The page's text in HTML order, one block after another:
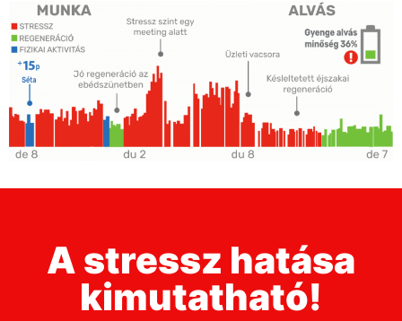
A stressz hatása
kimutatható!